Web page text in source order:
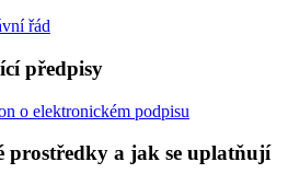
řád
předpisy
o elektronickém podpisu
prostředky a jak se uplatňují